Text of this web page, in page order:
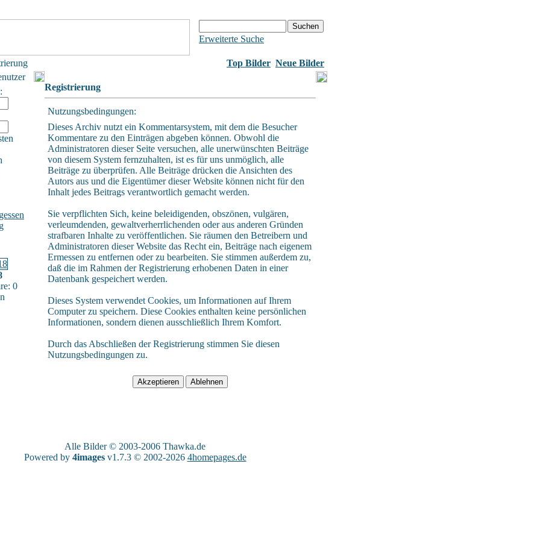
Erweiterte Suche
Top Bilder Neue Bilder
0
Registrierung
Nutzungsbedingungen:
Dieses Archiv nutzt ein Kommentarsystem, mit dem die Besucher
Kommentare zu den Einträgen abgeben können. Obwohl die
Administratoren dieser Seite versuchen, alle unerwünschten Beiträge
von diesem System fernzuhalten, ist es für uns unmöglich, alle
Beiträge zu überprüfen. Alle Beiträge drücken die Ansichten des
Autors aus und die Eigentümer dieser Website können nicht für den
Inhalt jedes Beitrags verantwortlich gemacht werden.
Sie verpflichten Sich, keine beleidigenden, obszönen, vulgären,
verleumdenden, gewaltverherrlichenden oder aus anderen Gründen
strafbaren Inhalte zu veröffentlichen. Sie räumen den Betreibern und
Administratoren dieser Website das Recht ein, Beiträge nach eigenem
Ermessen zu entfernen oder zu bearbeiten. Sie stimmen außerdem zu,
daß die im Rahmen der Registrierung erhobenen Daten in einer
Datenbank gespeichert werden.
Dieses System verwendet Cookies, um Informationen auf Ihrem
Computer zu speichern. Diese Cookies enthalten keine persönlichen
Informationen, sondern dienen ausschließlich Ihrem Komfort.
Durch das Abschließen der Registrierung stimmen Sie diesen
Nutzungsbedingungen zu.
Alle Bilder © 2003-2006 Thawka.de
Powered by 4imagesv1.7.3 © 2002-2026 4homepages.de